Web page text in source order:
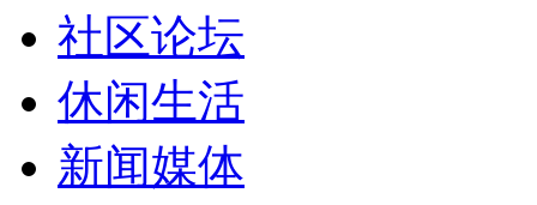
社区论坛
休闲生活
新闻媒体